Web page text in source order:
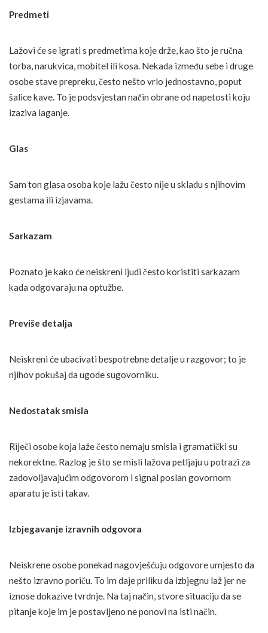
Predmeti
Lažovi će se igrati s predmetima koje drže, kao što je ručna
torba, narukvica, mobitel ili kosa. Nekada između sebe i druge
osobe stave prepreku, često nešto vrlo jednostavno, poput
šalice kave. To je podsvjestan način obrane od napetosti koju
izaziva laganje.
Glas
Sam ton glasa osoba koje lažu često nije u skladu s njihovim
gestama ili izjavama.
Sarkazam
Poznato je kako će neiskreni ljudi često koristiti sarkazam
kada odgovaraju na optužbe.
Previše detalja
Neiskreni će ubacivati bespotrebne detalje u razgovor; to je
njihov pokušaj da ugode sugovorniku.
Nedostatak smisla
Riječi osobe koja laže često nemaju smisla i gramatički su
nekorektne. Razlog je što se misli lažova petljaju u potrazi za
zadovoljavajućim odgovorom i signal poslan govornom
aparatu je isti takav.
Izbjegavanje izravnih odgovora
Neiskrene osobe ponekad nagovješćuju odgovore umjesto da
nešto izravno poriču. To im daje priliku da izbjegnu laž jer ne
iznose dokazive tvrdnje. Na taj način, stvore situaciju da se
pitanje koje im je postavljeno ne ponovi na isti način.